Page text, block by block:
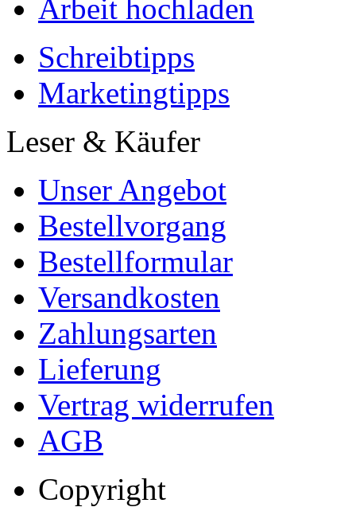
Autorenprofil
Arbeit hochladen
Schreibtipps
Marketingtipps
Leser & Käufer
Unser Angebot
Bestellvorgang
Bestellformular
Versandkosten
Zahlungsarten
Lieferung
Vertrag widerrufen
AGB